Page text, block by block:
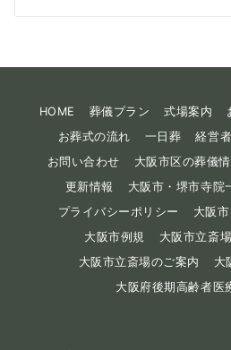
HOME 葬儀プラン 式場案内
お葬式の流れ
一日葬 経営
お問い合わせ
大阪市区の葬儀
更新情報
大阪市・堺市寺院
プライバシーポリシー
大阪市
大阪市例規
大阪市立斎
大阪市立斎場のご案内
大
大阪府後期高齢者医